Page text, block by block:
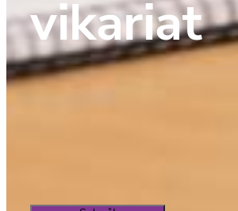
vikariat